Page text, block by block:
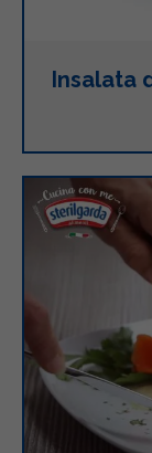
Insalata